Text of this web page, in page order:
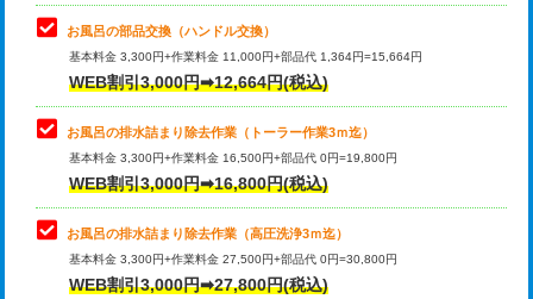
トイレタンク脱着
トイレ便器脱着
タンクレストイレ脱着 33,000円
小便器トイレ脱着
その他部品の脱着 8,800円～
交換・取付（タンク）
お風呂の部品交換（ハンドル交換）
基本料金 3,300円+作業料金 11,000円+部品代 1,364円=15,664円
WEB割引3,000円➡12,664円(税込)
お風呂の排水詰まり除去作業（トーラー作業3ｍ迄）
基本料金 3,300円+作業料金 16,500円+部品代 0円=19,800円
WEB割引3,000円➡16,800円(税込)
お風呂の排水詰まり除去作業（高圧洗浄3ｍ迄）
基本料金 3,300円+作業料金 27,500円+部品代 0円=30,800円
WEB割引3,000円➡27,800円(税込)